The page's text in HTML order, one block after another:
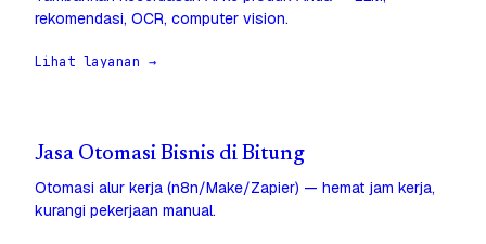
rekomendasi, OCR, computer vision.
Lihat layanan →
Jasa Otomasi Bisnis di Bitung
Otomasi alur kerja (n8n/Make/Zapier) — hemat jam kerja,
kurangi pekerjaan manual.